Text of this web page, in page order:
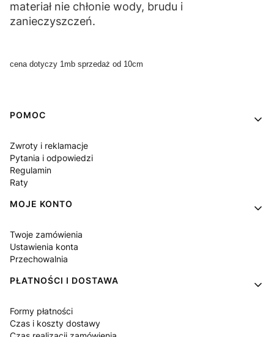
materiał nie chłonie wody, brudu i
zanieczyszczeń.
cena dotyczy 1mb sprzedaż od 10cm
Linki w stopce
POMOC
Zwroty i reklamacje
Pytania i odpowiedzi
Regulamin
Raty
MOJE KONTO
Twoje zamówienia
Ustawienia konta
Przechowalnia
PŁATNOŚCI I DOSTAWA
Formy płatności
Czas i koszty dostawy